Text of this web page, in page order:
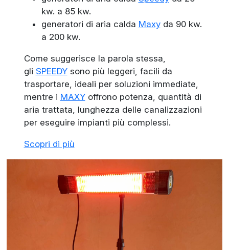
kw. a 85 kw.
generatori di aria calda Maxyda 90 kw.
a 200 kw.
Come suggerisce la parola stessa,
gli SPEEDYsono più leggeri, facili da
trasportare, ideali per soluzioni immediate,
mentre i MAXYoffrono potenza, quantità di
aria trattata, lunghezza delle canalizzazioni
per eseguire impianti più complessi.
Scopri di più